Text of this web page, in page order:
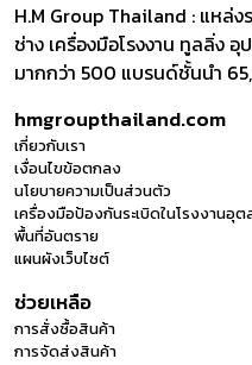
H.M Group Thailand : แหล่
ช่าง เครื่องมือโรงงาน ทูลลิ่ง
มากกว่า 500 แบรนด์ชั้นนำ
hmgroupthailand.com
เกี่ยวกับเรา
เงื่อนไขข้อตกลง
นโยบายความเป็นส่วนตัว
เครื่องมือป้องกันระเบิดในโรงงาน
พื้นที่อันตราย
แผนผังเว็บไซต์
ช่วยเหลือ
การสั่งซื้อสินค้า
การจัดส่งสินค้า